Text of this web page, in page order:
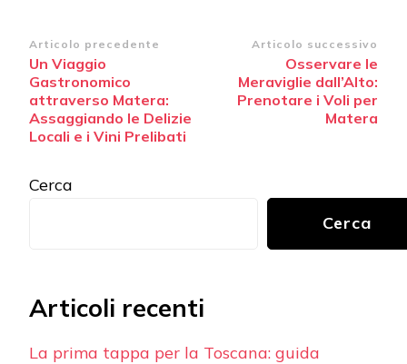
Navigazione
articoli
Articolo precedente
Un Viaggio
Gastronomico
attraverso Matera:
Assaggiando le Delizie
Locali e i Vini Prelibati
Articolo successivo
Osservare le
Meraviglie dall’Alto:
Prenotare i Voli per
Matera
Cerca
Cerca
Articoli recenti
La prima tappa per la Toscana: guida